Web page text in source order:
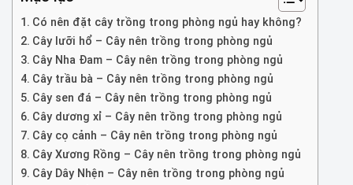
Có nên đặt cây trồng trong phòng ngủ hay không?
Cây lưỡi hổ – Cây nên trồng trong phòng ngủ
Cây Nha Đam – Cây nên trồng trong phòng ngủ
Cây trầu bà – Cây nên trồng trong phòng ngủ
Cây sen đá – Cây nên trồng trong phòng ngủ
Cây dương xỉ – Cây nên trồng trong phòng ngủ
Cây cọ cảnh – Cây nên trồng trong phòng ngủ
Cây Xương Rồng – Cây nên trồng trong phòng ngủ
Cây Dây Nhện – Cây nên trồng trong phòng ngủ